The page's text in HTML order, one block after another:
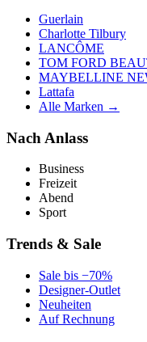
Guerlain
Charlotte Tilbury
LANCÔME
TOM FORD
MAYBELLINE
Lattafa
Alle Marken →
Nach Anlass
Business
Freizeit
Abend
Sport
Trends & Sale
Sale bis −70%
Designer-Outlet
Neuheiten
Auf Rechnung